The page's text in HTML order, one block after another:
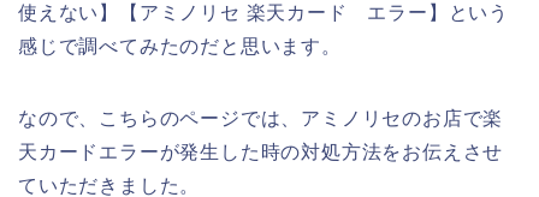
使えない】【アミノリセ 楽天カード エラー】という
感じで調べてみたのだと思います。
なので、こちらのページでは、アミノリセのお店で楽
天カードエラーが発生した時の対処方法をお伝えさせ
ていただきました。